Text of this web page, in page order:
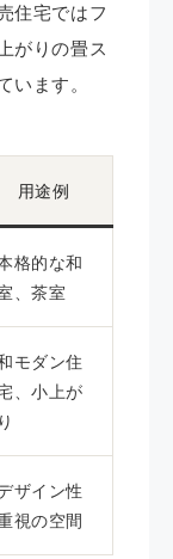
住宅ではフ
がりの畳ス
います。
用途例
格的な和
、茶室
モダン住
、小上が
り
ザイン性
視の空間